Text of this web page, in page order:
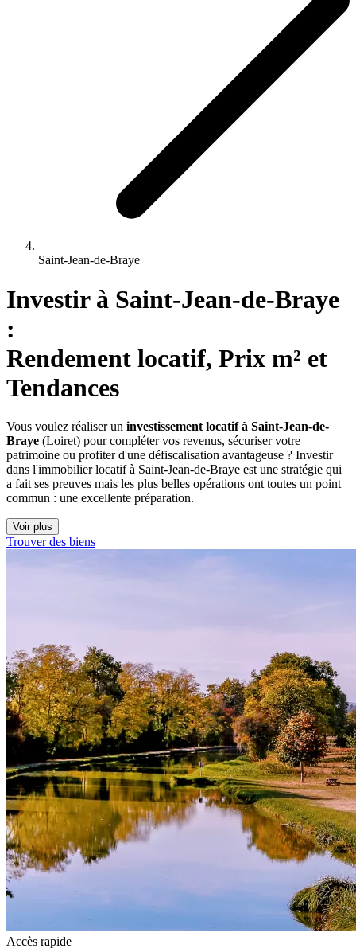
Saint-Jean-de-Braye
Investir à Saint-Jean-de-Braye
:
Rendement locatif, Prix m² et
Tendances
Vous voulez réaliser un investissement locatif à Saint-Jean-de-
Braye (Loiret) pour compléter vos revenus, sécuriser votre
patrimoine ou profiter d'une défiscalisation avantageuse ? Investir
dans l'immobilier locatif à Saint-Jean-de-Braye est une stratégie qui
a fait ses preuves mais les plus belles opérations ont toutes un point
commun : une excellente préparation.
Voir plus
Trouver des biens
Accès rapide